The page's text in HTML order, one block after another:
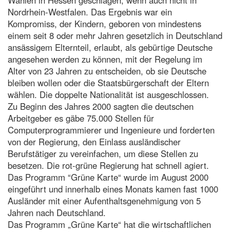
Nordrhein-Westfalen. Das Ergebnis war ein
Kompromiss, der Kindern, geboren von mindestens
einem seit 8 oder mehr Jahren gesetzlich in Deutschland
ansässigem Elternteil, erlaubt, als gebürtige Deutsche
angesehen werden zu können, mit der Regelung im
Alter von 23 Jahren zu entscheiden, ob sie Deutsche
bleiben wollen oder die Staatsbürgerschaft der Eltern
wählen. Die doppelte Nationalität ist ausgeschlossen.
Zu Beginn des Jahres 2000 sagten die deutschen
Arbeitgeber es gäbe 75.000 Stellen für
Computerprogrammierer und Ingenieure und forderten
von der Regierung, den Einlass ausländischer
Berufstätiger zu vereinfachen, um diese Stellen zu
besetzen. Die rot-grüne Regierung hat schnell agiert.
Das Programm “Grüne Karte“ wurde im August 2000
eingeführt und innerhalb eines Monats kamen fast 1000
Ausländer mit einer Aufenthaltsgenehmigung von 5
Jahren nach Deutschland.
Das Programm „Grüne Karte“ hat die wirtschaftlichen